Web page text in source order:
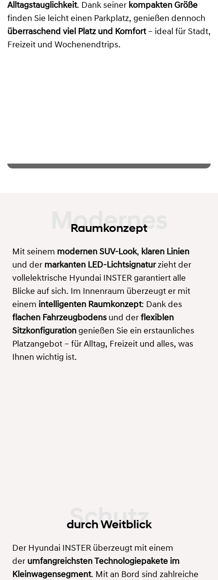
Alltagstauglichkeit. Dank seiner kompakten Größe
finden Sie leicht einen Parkplatz, genießen dennoch
überraschend viel Platz und Komfort– ideal für Stadt,
Freizeit und Wochenendtrips.
Raumkonzept
Mit seinem modernen SUV-Look, klaren Linien
und der markanten LED-Lichtsignaturzieht der
vollelektrische Hyundai INSTER garantiert alle
Blicke auf sich. Im Innenraum überzeugt er mit
einem intelligenten Raumkonzept: Dank des
flachen Fahrzeugbodens und der flexiblen
Sitzkonfiguration genießen Sie ein erstaunliches
Platzangebot – für Alltag, Freizeit und alles, was
Ihnen wichtig ist.
durch Weitblick
Der Hyundai INSTER überzeugt mit einem
der umfangreichsten Technologiepakete im
Kleinwagensegment. Mit an Bord sind zahlreiche